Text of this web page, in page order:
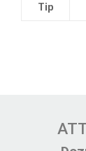
Tip